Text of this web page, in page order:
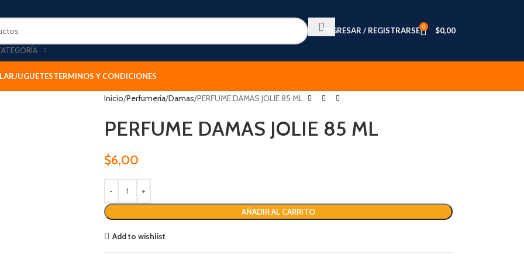
INGRESAR / REGISTRARSE 0 $0,00
JUGUETESTERMINOS Y CONDICIONES
Inicio Perfumería Damas PERFUME DAMAS JOLIE 85 ML
PERFUME DAMAS JOLIE 85 ML
$6,00
AÑADIR AL CARRITO
Add to wishlist